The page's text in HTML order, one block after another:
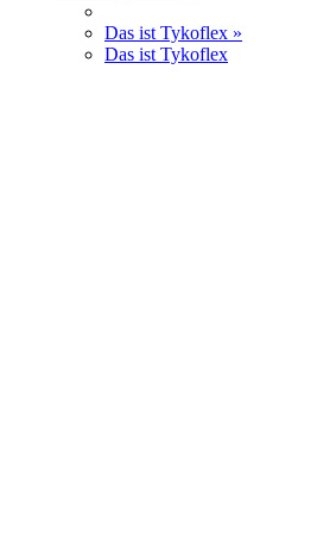
Das ist Tykoflex »
Das ist Tykoflex